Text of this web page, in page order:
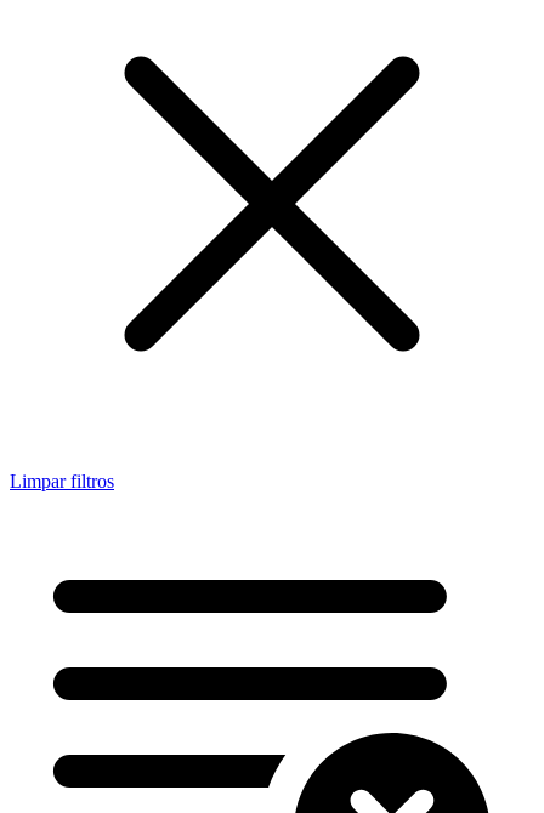
Limpar filtros